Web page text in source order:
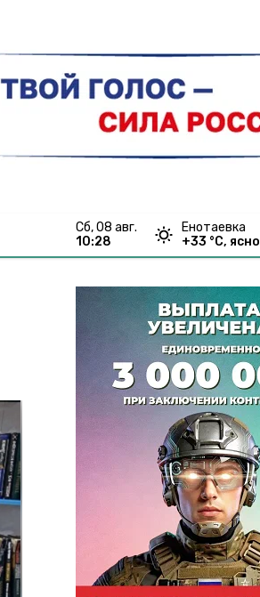
сб, 08 авг.
10:28
Енотаевка
+33 °С, ясно